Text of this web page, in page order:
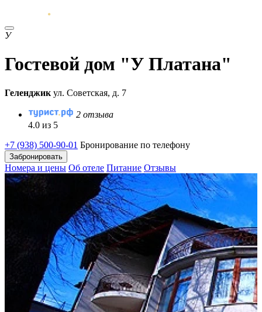
У
Гостевой дом "У Платана"
Геленджик ул. Советская, д. 7
2 отзыва
4.0 из 5
+7 (938) 500-90-01 Бронирование по телефону
Забронировать
Номера и цены Об отеле Питание Отзывы